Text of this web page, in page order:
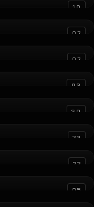
10
07
07
Indije
03
30
23
22
05